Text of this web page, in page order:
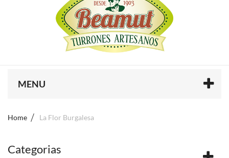
MENU
Home La Flor Burgalesa
Categorias